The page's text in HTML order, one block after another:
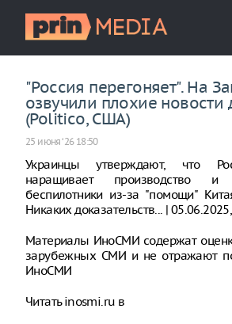
"Россия перегоняет". На
озвучили плохие новости
(Politico, США)
25 июня ‘26 18:50
Украинцы утверждают, что
наращивает производство и
беспилотники из-за "помощи"
Никаких доказательств... |
Материалы ИноСМИ содержат
зарубежных СМИ и не отражают
ИноСМИ
Читать inosmi.ru в